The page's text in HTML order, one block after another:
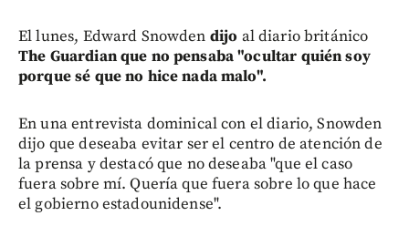
El lunes, Edward Snowden dijo al diario británico
The Guardian que no pensaba "ocultar quién soy
porque sé que no hice nada malo".
En una entrevista dominical con el diario, Snowden
dijo que deseaba evitar ser el centro de atención de
la prensa y destacó que no deseaba "que el caso
fuera sobre mí. Quería que fuera sobre lo que hace
el gobierno estadounidense".